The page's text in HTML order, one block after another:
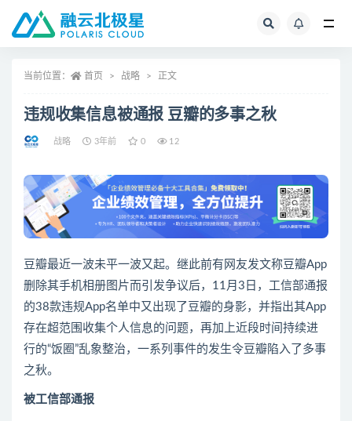
当前位置： 首页 战略 正文
违规收集信息被通报 豆瓣的多事之秋
战略 3年前 0 12
豆瓣最近一波未平一波又起。继此前有网友发文称豆瓣App
删除其手机相册图片而引发争议后，11月3日，工信部通报
的38款违规App名单中又出现了豆瓣的身影，并指出其App
存在超范围收集个人信息的问题，再加上近段时间持续进
行的“饭圈”乱象整治，一系列事件的发生令豆瓣陷入了多事
之秋。
被工信部通报